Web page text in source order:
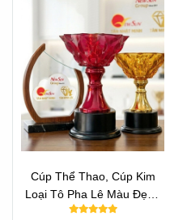
Cúp Thể Thao, Cúp Kim
Loại Tô Pha Lê Màu Đẹp -
ĐA MÀU SẮC ĐỘC ĐÁO